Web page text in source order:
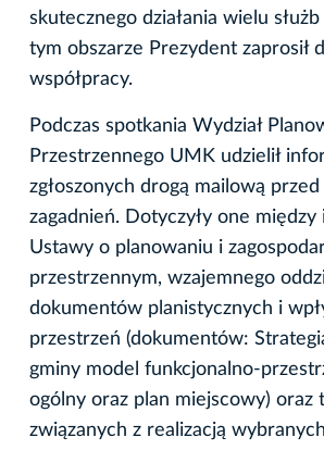
skutecznego działania wielu
tym obszarze Prezydent zaprosił
współpracy.
Podczas spotkania Wydział
Przestrzennego UMK udzielił
zgłoszonych drogą mailową
zagadnień. Dotyczyły one między
Ustawy o planowaniu i
przestrzennym, wzajemnego
dokumentów planistycznych i
przestrzeń (dokumentów:
gminy model funkcjonalno-
ogólny oraz plan miejscowy) oraz
związanych z realizacją